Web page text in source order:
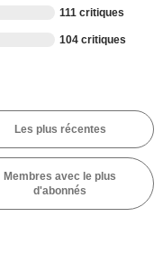
111 critiques
104 critiques
Les plus récentes
Membres avec le plus
d'abonnés